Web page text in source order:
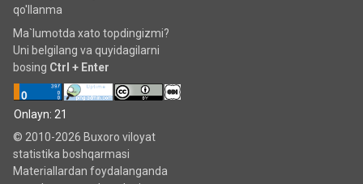
qo'llanma
Ma`lumotda xato topdingizmi?
Uni belgilang va quyidagilarni
bosing Ctrl + Enter
Onlayn: 21
© 2010-2026 Buxoro viloyat
statistika boshqarmasi
Materiallardan foydalanganda